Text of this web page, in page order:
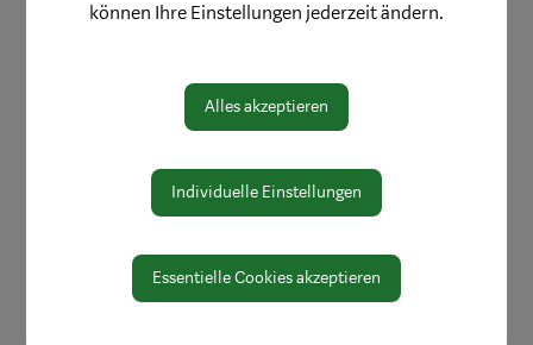
können Ihre Einstellungen jederzeit ändern.
Alles akzeptieren
Individuelle Einstellungen
Essentielle Cookies akzeptieren